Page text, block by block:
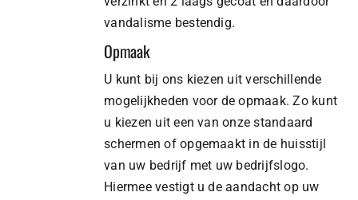
vandalisme bestendig.
Opmaak
U kunt bij ons kiezen uit verschillende
mogelijkheden voor de opmaak. Zo kunt
u kiezen uit een van onze standaard
schermen of opgemaakt in de huisstijl
van uw bedrijf met uw bedrijfslogo.
Hiermee vestigt u de aandacht op uw